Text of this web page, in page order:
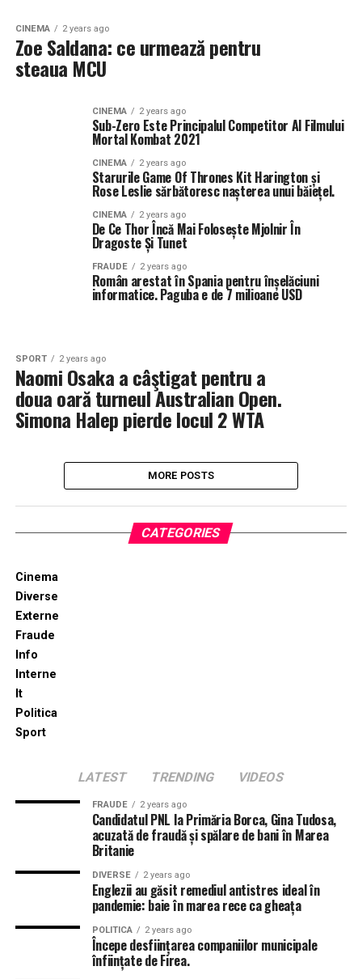
CINEMA 2 years ago
Zoe Saldana: ce urmează pentru
steaua MCU
CINEMA 2 years ago
Sub-Zero Este Principalul Competitor Al Filmului
Mortal Kombat 2021
CINEMA 2 years ago
Starurile Game Of Thrones Kit Harington și
Rose Leslie sărbătoresc nașterea unui băiețel.
CINEMA 2 years ago
De Ce Thor Încă Mai Folosește Mjolnir În
Dragoste Și Tunet
FRAUDE 2 years ago
Român arestat în Spania pentru înșelăciuni
informatice. Paguba e de 7 milioane USD
SPORT 2 years ago
Naomi Osaka a câştigat pentru a
doua oară turneul Australian Open.
Simona Halep pierde locul 2 WTA
MORE POSTS
CATEGORIES
Cinema
Diverse
Externe
Fraude
Info
Interne
It
Politica
Sport
LATEST TRENDING VIDEOS
FRAUDE 2 years ago
Candidatul PNL la Primăria Borca, Gina Tudosa,
acuzată de fraudă și spălare de bani în Marea
Britanie
DIVERSE 2 years ago
Englezii au găsit remediul antistres ideal în
pandemie: baie în marea rece ca gheața
POLITICA 2 years ago
Începe desființarea companiilor municipale
înființate de Firea.